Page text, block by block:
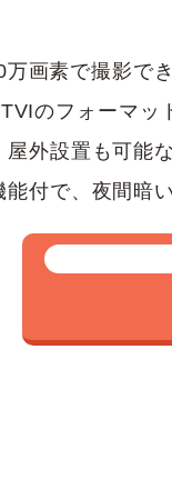
万画素で撮影で
のフォーマッ
外設置も可能
付で、夜間暗